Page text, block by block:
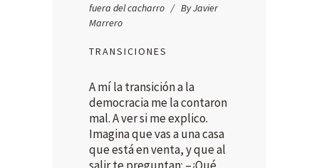
fuera del cacharro
ByJavier
Marrero
TRANSICIONES
A mí la transición a la
democracia me la contaron
mal. A ver si me explico.
Imagina que vas a una casa
que está en venta, y que al